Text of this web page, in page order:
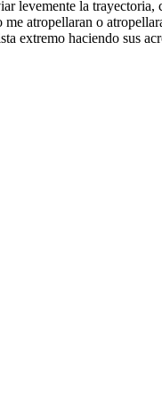
levemente la
atropellaran o
extremo haciendo sus